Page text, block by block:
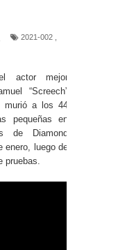
2021-002
actor mejor
“Screech”
murió a los 44
pequeñas en
de Diamond
enero, luego de